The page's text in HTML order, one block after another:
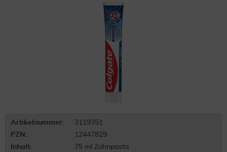
Artikelnummer:
3119351
PZN:
12447829
Inhalt:
75 ml Zahnpasta